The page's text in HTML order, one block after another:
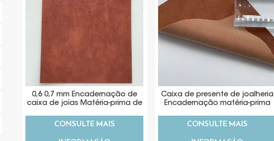
0,6 0,7 mm Encadernação de
caixa de joias Matéria-prima de
CONSULTE MAIS
Caixa de presente de joalheria
Encadernação matéria-prima
CONSULTE MAIS